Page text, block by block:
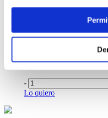
Lo quiero
Pasta Para
-
Lo quiero